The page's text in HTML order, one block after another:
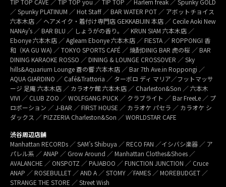
TIP TOP CAVE ／ TIP TOP you ／ TIP TOP ／ Harlem freak ／ Spunky GOLD
／ Spunky PLATINUM ／ Hot Staff ／ BAR WATER POT ／ アボットチョイス
六本木店 ／ ヘアメイク・着付け専門店 GEKKABIJIN 本店 ／ Cecile Aoki New
NANAy’s ／ BAR BLU ／ しょうがの香り。／ KRUN SIAM 六本木店 ／
Ebonye 六本木店 ／ Agleam Ebonye 六本木店 ／ FIESTA ／ ROPPONGI 香
和（KA GU WA) ／ TOKYO SPORTS CAFÉ ／ 焼酎DINIG BAR 虎の桜 ／ BAR
DINING KARAOKE ROSSO ／ DINING & LOUNGE CROSSOVER ／ Sky
hills&Aquarium Lounge 蒼の響 六本木店 ／ Bar 7th Ave.in Roppongi ／
AQUA GIARDINO ／ Café&Trattoria ／ ターボロ ディ マリア／フットマッサ
ージ 足庵 六本木店 ／ カラオケ館 六本木店 ／ Charleston&Son ／ 六本木
VIVI ／ CLUB ZOO ／ WOLFGANG PUCK ／ クラブライト ／ Bar FreeLe ／ プ
ロポーション ／ J-BAR ／ FIRST HOUSE ／ カラオケ パセラ ／ カラオケ シ
ダックス ／ PIZZERIA Charleston&Son ／ WORLDSTAR CAFE
渋谷周辺店舗
Manhattan RECORDs ／ SAM’s Shibuya ／ RECO FAN ／イシバシ楽器 ／ ア
パレル系 ／ ANAP ／ Grow Around ／ Manhattan Clothes&Shoes ／
AVALANCHE ／ ONSPOTZ ／ PAJABOO ／ FUNCTION JUNCTION ／ Cruce
ANAP ／ ROSEBULLET ／ AND A ／ STOMY ／FAMES ／ MOREBUDGET ／
STRANGE THE STORE ／ Street Wish